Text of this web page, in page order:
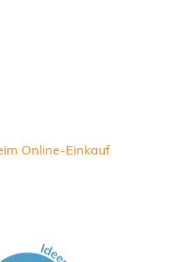
Online-Einkauf